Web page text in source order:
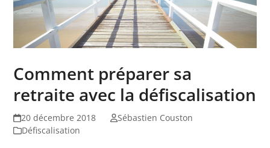
Comment préparer sa
retraite avec la défiscalisation
20 décembre 2018
Sébastien Couston
Défiscalisation